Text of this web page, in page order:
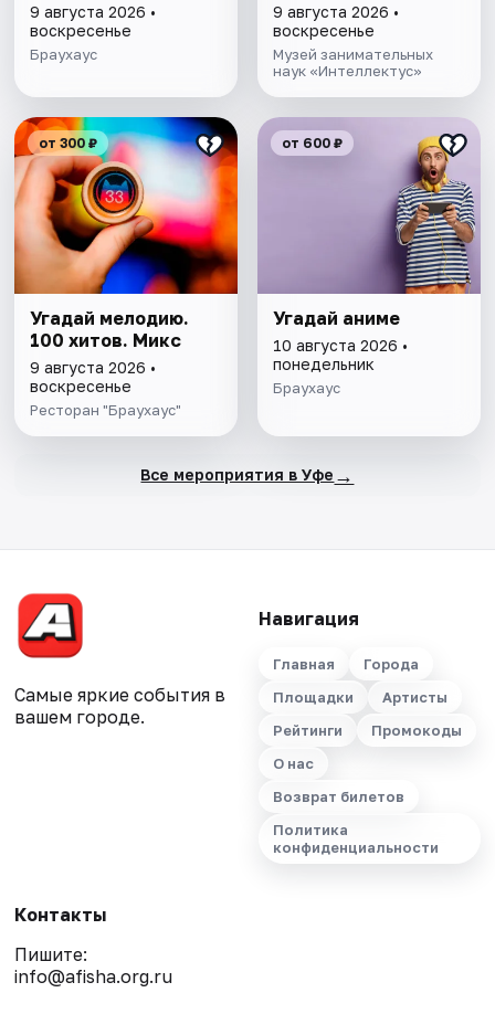
9 августа 2026 •
воскресенье
Браухаус
9 августа 2026 •
воскресенье
Музей занимательных
наук «Интеллектус»
от 300 ₽
Угадай мелодию.
100 хитов. Микс
9 августа 2026 •
воскресенье
Ресторан "Браухаус"
от 600 ₽
Угадай аниме
10 августа 2026 •
понедельник
Браухаус
Все мероприятия в Уфе →
Самые яркие события в
вашем городе.
Навигация
Главная
Города
Площадки
Артисты
Рейтинги
Промокоды
О нас
Возврат билетов
Политика
конфиденциальности
Контакты
Пишите:
info@afisha.org.ru